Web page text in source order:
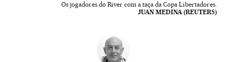
Os jogadores do River com a taça da Copa Libertadores.
JUAN MEDINA (REUTERS)